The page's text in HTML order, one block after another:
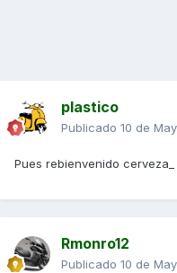
plastico
Publicado 10 de
Pues rebienvenido cerveza_
Rmonro12
Publicado 10 de